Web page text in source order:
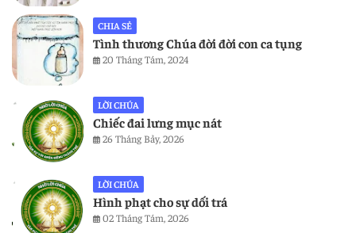
CHIA SẺ
Tình thương Chúa đời đời con ca tụng
20 Tháng Tám, 2024
LỜI CHÚA
Chiếc đai lưng mục nát
26 Tháng Bảy, 2026
LỜI CHÚA
Hình phạt cho sự dối trá
02 Tháng Tám, 2026